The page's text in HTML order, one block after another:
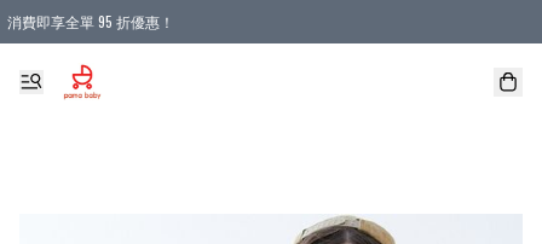
消費即享全單 95 折優惠！
購物滿 HKD 900.00即享免運費優惠！（適用於 本地送貨、本地取貨 )